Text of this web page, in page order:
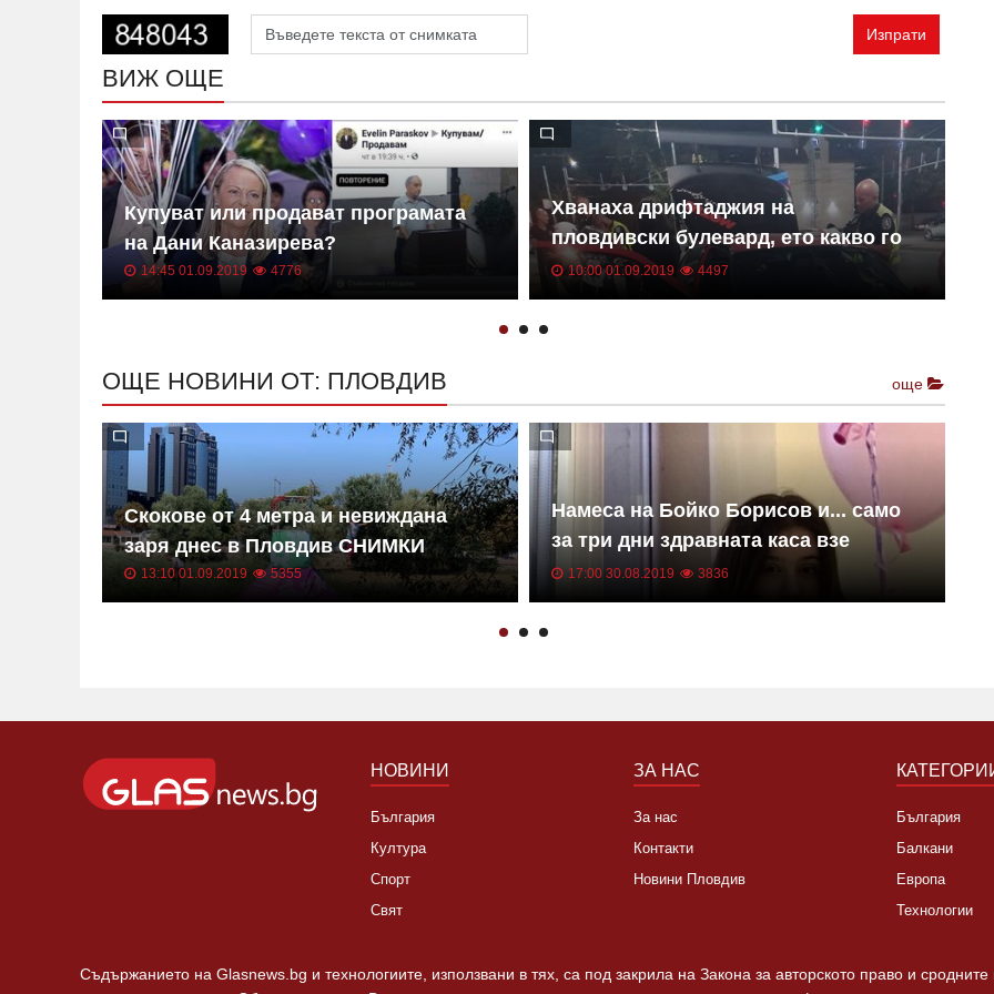
Изпрати
ВИЖ ОЩЕ
Купуват или продават програмата
на Дани Каназирева?
14:45 01.09.2019 4776
Хванаха дрифтаджия на
пловдивски булевард, ето какво го
чака
10:00 01.09.2019 4497
ОЩЕ НОВИНИ ОТ: ПЛОВДИВ още
Скокове от 4 метра и невиждана
заря днес в Пловдив СНИМКИ
13:10 01.09.2019 5355
Намеса на Бойко Борисов и... само
за три дни здравната каса взе
решение! Ще плати лечението на
Мила!
17:00 30.08.2019 3836
НОВИНИ
България
Култура
Спорт
Свят
ЗА НАС
За нас
Контакти
Новини Пловдив
България
Балкани
Европа
Технологии
Съдържанието на Glasnews.bg и технологиите, използвани в тях, са под закрила на Закона за авторското право и